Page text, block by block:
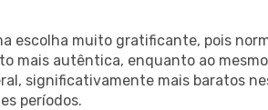
escolha muito gratificante, pois
mais autêntica, enquanto ao
significativamente mais baratos
períodos.